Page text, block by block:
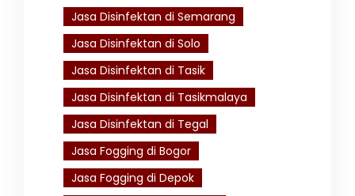
Jasa Disinfektan di Semarang
Jasa Disinfektan di Solo
Jasa Disinfektan di Tasik
Jasa Disinfektan di Tasikmalaya
Jasa Disinfektan di Tegal
Jasa Fogging di Bogor
Jasa Fogging di Depok